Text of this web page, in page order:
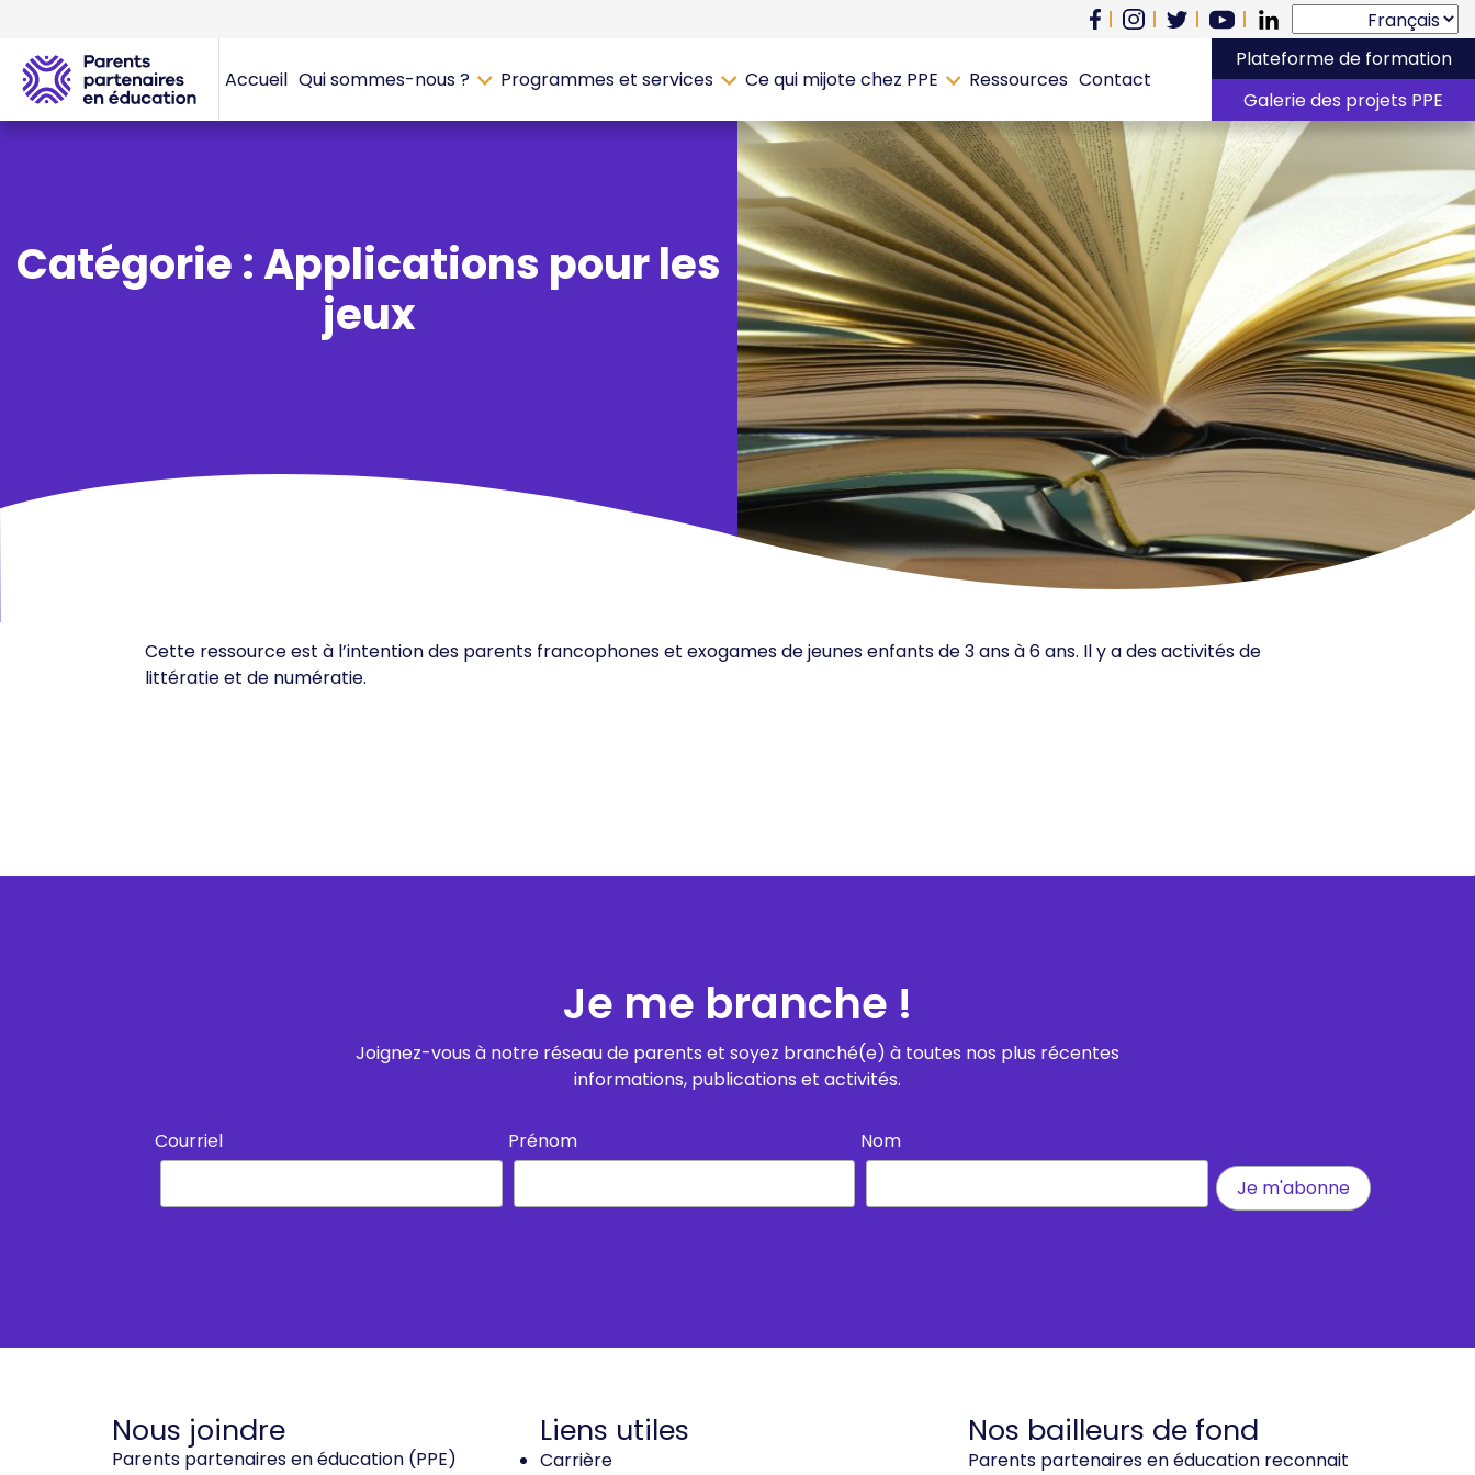
Accueil Qui sommes-nous ? Programmes et services Ce qui mijote chez PPE Ressources Contact
Plateforme de formation
Galerie des projets PPE
Catégorie : Applications pour les
jeux
Cette ressource est à l’intention des parents francophones et exogames de jeunes enfants de 3 ans à 6 ans. Il y a des activités de
littératie et de numératie.
Je me branche !
Joignez-vous à notre réseau de parents et soyez branché(e) à toutes nos plus récentes
informations, publications et activités.
Courriel Prénom Nom
Nous joindre
Parents partenaires en éducation (PPE)
Liens utiles
Carrière
Nos bailleurs de fond
Parents partenaires en éducation reconnait